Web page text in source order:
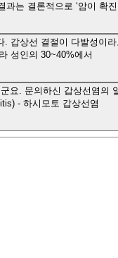
는 결론적으로 ‘암이 확
갑상선 결절이 다발성이
성인의 30~40%에서
요. 문의하신 갑상선염의
- 하시모토 갑상선염